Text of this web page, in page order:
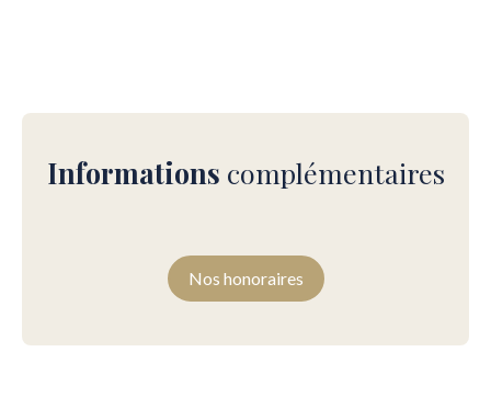
Informations complémentaires
Nos honoraires